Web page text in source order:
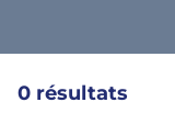
0 résultats